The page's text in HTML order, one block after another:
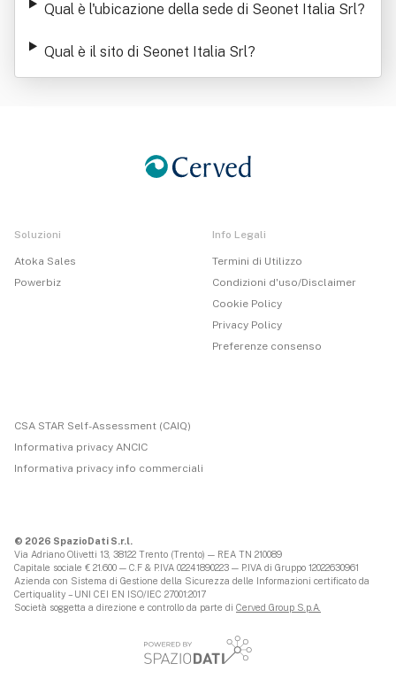
Qual è l'ubicazione della sede di Seonet Italia Srl?
Qual è il sito di Seonet Italia Srl?
Soluzioni
Atoka Sales
Powerbiz
Info Legali
Termini di Utilizzo
Condizioni d'uso/Disclaimer
Cookie Policy
Privacy Policy
Preferenze consenso
CSA STAR Self-Assessment (CAIQ)
Informativa privacy ANCIC
Informativa privacy info commerciali
© 2026 SpazioDati S.r.l.
Via Adriano Olivetti 13, 38122 Trento (Trento) — REA TN 210089
Capitale sociale € 21.600 — C.F & P.IVA 02241890223 — P.IVA di Gruppo 12022630961
Azienda con Sistema di Gestione della Sicurezza delle Informazioni certificato da
Certiquality – UNI CEI EN ISO/IEC 27001:2017
Società soggetta a direzione e controllo da parte di Cerved Group S.p.A.